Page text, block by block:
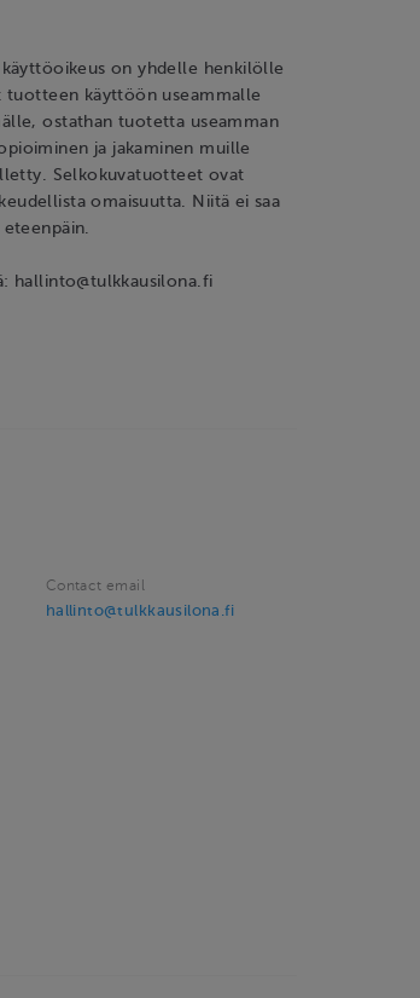
on yhdelle henkilölle
käyttöön useammalle
ostathan tuotetta useamman
ja jakaminen muille
Selkokuvatuotteet ovat
omaisuutta. Niitä ei saa
hallinto@tulkkausilona.fi
Contact email
hallinto@tulkkausilona.fi